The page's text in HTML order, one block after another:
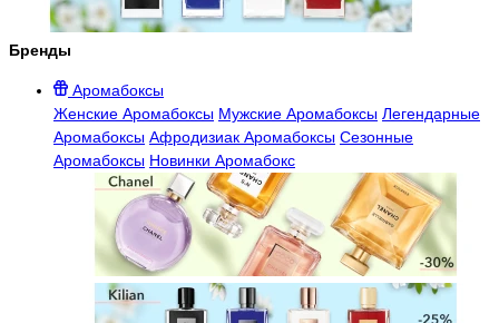
Бренды
Аромабоксы
Женские Аромабоксы Мужские Аромабоксы Легендарные
Аромабоксы Афродизиак Аромабоксы Сезонные
Аромабоксы Новинки Аромабокс